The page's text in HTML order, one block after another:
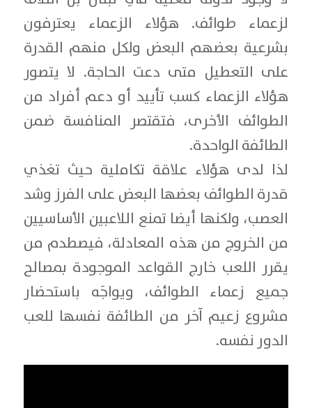
لزعماء طوائف. هؤلاء الزعماء يعترفون
بشرعية بعضهم البعض ولكل منهم القدرة
على التعطيل متى دعت الحاجة. لا يتصور
هؤلاء الزعماء كسب تأييد أو دعم أفراد من
الطوائف الأخرى، فتقتصر المنافسة ضمن
الطائفة الواحدة.
لذا لدى هؤلاء علاقة تكاملية حيث تغذي
قدرة الطوائف بعضها البعض على الفرز وشد
العصب، ولكنها أيضا تمنع اللاعبين الأساسيين
من الخروج من هذه المعادلة، فيصطدم من
يقرر اللعب خارج القواعد الموجودة بمصالح
جميع زعماء الطوائف، ويواجَه باستحضار
مشروع زعيم آخر من الطائفة نفسها للعب
الدور نفسه.